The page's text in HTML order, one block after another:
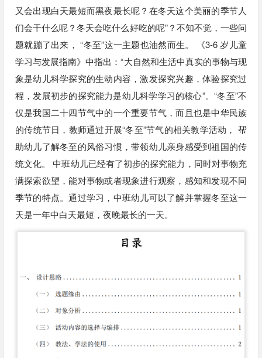
又会出现白天最短而黑夜最长呢？在冬天这个美丽的季节人
们会干什么呢？冬天会吃什么好吃的呢”？不知不觉，一些问
题就蹦了出来， “冬至”这一主题也油然而生。 《3-6 岁儿童
学习与发展指南》中指出：“大自然和生活中真实的事物与现
象是幼儿科学探究的生动内容，激发探究兴趣，体验探究过
程，发展初步的探究能力是幼儿科学学习的核心”。“冬至”不
仅是我国二十四节气中的一个重要节气，而且也是中华民族
的传统节日，教师通过开展“冬至”节气的相关教学活动， 帮
助幼儿了解冬至的风俗习惯，带领幼儿亲身感受到祖国的传
统文化。 中班幼儿已经有了初步的探究能力，同时对事物充
满探索欲望，能对事物或者现象进行观察，感知和发现不同
季节的特点。通过学习，中班幼儿可以了解并掌握冬至这一
天是一年中白天最短，夜晚最长的一天。